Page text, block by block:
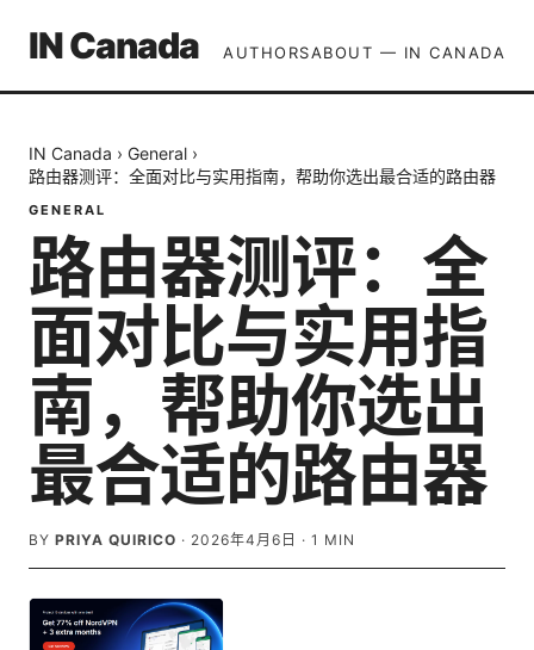
IN Canada AUTHORSABOUT — IN CANADA
IN Canada › General ›
路由器测评：全面对比与实用指南，帮助你选出最合适的路由器
GENERAL
路由器测评：全
面对比与实用指
南，帮助你选出
最合适的路由器
BY PRIYA QUIRICO · 2026年4月6日 · 1 MIN